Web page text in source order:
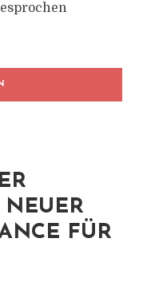
NEUER
FÜR